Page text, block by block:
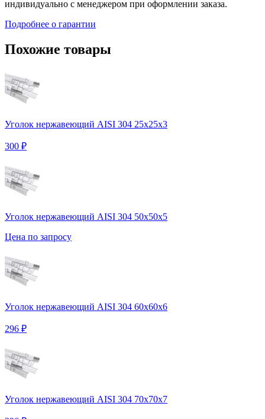
индивидуально с менеджером при оформлении заказа.
Подробнее о гарантии
Похожие товары
Уголок нержавеющий AISI 304 25х25х3
300 ₽
Уголок нержавеющий AISI 304 50х50х5
Цена по запросу
Уголок нержавеющий AISI 304 60х60х6
296 ₽
Уголок нержавеющий AISI 304 70х70х7